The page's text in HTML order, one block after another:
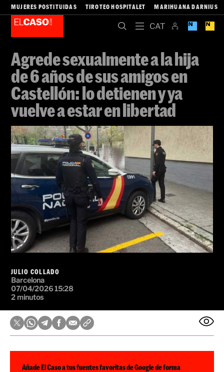
MUJERES POSTITUIDAS TIROTEO HOSPITALET MARIHUANA DARNIUS
Agrede sexualmente a la hija
de 6 años de sus amigos en
Castellón: lo detienen y ya
vuelve a estar en libertad
JULIO COLLADO
Barcelona
07/04/2026 15:28
2 minutos
Añade El Caso a tus fuentes favoritas de Google de forma